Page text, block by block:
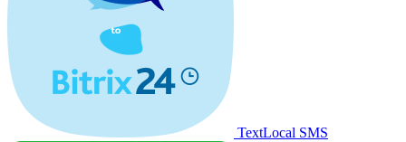
TextLocal SMS